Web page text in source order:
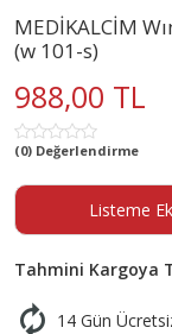
MEDİKALCİM
(w 101-s)
988,00 TL
(0) Değerlendirme
Listeme
Tahmini Kargoya
14 Gün